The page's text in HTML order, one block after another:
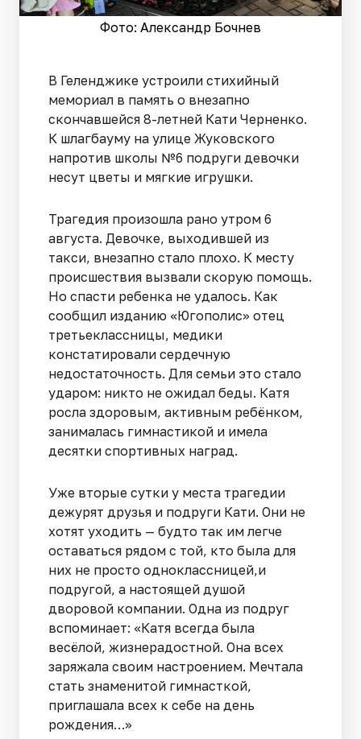
Фото: Александр Бочнев
В Геленджике устроили стихийный
мемориал в память о внезапно
скончавшейся 8-летней Кати Черненко.
К шлагбауму на улице Жуковского
напротив школы №6 подруги девочки
несут цветы и мягкие игрушки.
Трагедия произошла рано утром 6
августа. Девочке, выходившей из
такси, внезапно стало плохо. К месту
происшествия вызвали скорую помощь.
Но спасти ребенка не удалось. Как
сообщил изданию «Югополис» отец
третьеклассницы, медики
констатировали сердечную
недостаточность. Для семьи это стало
ударом: никто не ожидал беды. Катя
росла здоровым, активным ребёнком,
занималась гимнастикой и имела
десятки спортивных наград.
Уже вторые сутки у места трагедии
дежурят друзья и подруги Кати. Они не
хотят уходить — будто так им легче
оставаться рядом с той, кто была для
них не просто одноклассницей,и
подругой, а настоящей душой
дворовой компании. Одна из подруг
вспоминает: «Катя всегда была
весёлой, жизнерадостной. Она всех
заряжала своим настроением. Мечтала
стать знаменитой гимнасткой,
приглашала всех к себе на день
рождения…»